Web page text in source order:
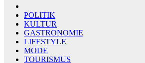
POLITIK
KULTUR
GASTRONOMIE
LIFESTYLE
MODE
TOURISMUS